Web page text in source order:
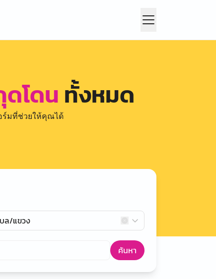
โดน ทั้งหมด
ร์มที่ช่วยให้คุณได้
ล/แขวง
ค้นหา